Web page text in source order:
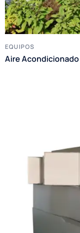
EQUIPOS
Aire Acondicionado